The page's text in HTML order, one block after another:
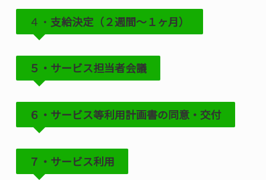
４・ 支給決定（２週間〜１ヶ月）
５・サービス担当者会議
６・サービス等利用計画書の同意・交付
７・サービス利用